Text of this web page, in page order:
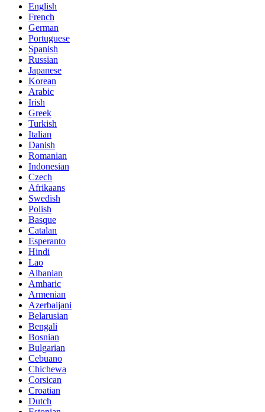
English
French
German
Portuguese
Spanish
Russian
Japanese
Korean
Arabic
Irish
Greek
Turkish
Italian
Danish
Romanian
Indonesian
Czech
Afrikaans
Swedish
Polish
Basque
Catalan
Esperanto
Hindi
Lao
Albanian
Amharic
Armenian
Azerbaijani
Belarusian
Bengali
Bosnian
Bulgarian
Cebuano
Chichewa
Corsican
Croatian
Dutch